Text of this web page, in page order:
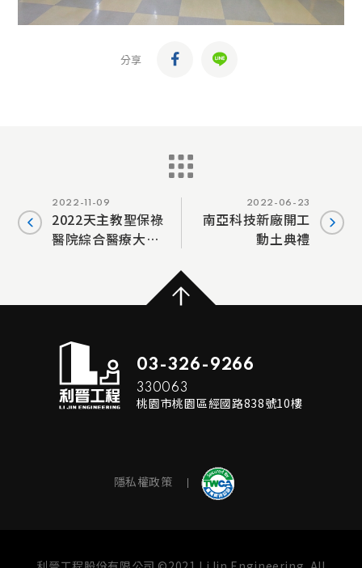
分享
2022-11-09
2022天主教聖保祿
醫院綜合醫療大樓
2022-06-23
南亞科技新廠開工
動土典禮
03-326-9266
330063
桃園市桃園區經國路838號10樓
隱私權政策